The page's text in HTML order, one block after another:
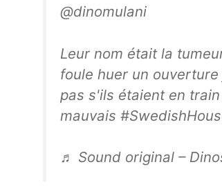
@dinomulani
Leur nom était la
foule huer un
pas s'ils étaient en
mauvais
♬ Sound original –